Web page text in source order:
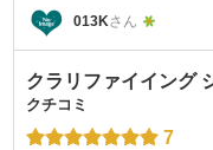
013Kさん
クラリファイイング
クチコミ
7